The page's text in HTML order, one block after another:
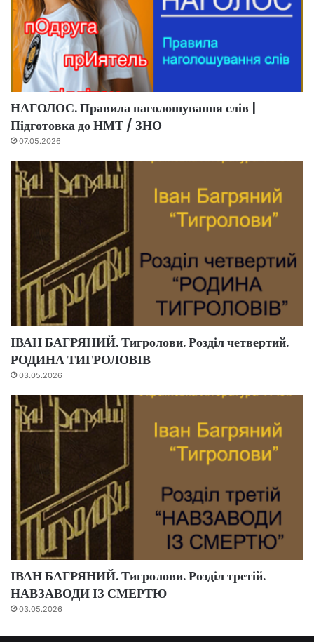
НАГОЛОС. Правила наголошування слів |
Підготовка до НМТ / ЗНО
07.05.2026
ІВАН БАГРЯНИЙ. Тигролови. Розділ четвертий.
РОДИНА ТИГРОЛОВІВ
03.05.2026
ІВАН БАГРЯНИЙ. Тигролови. Розділ третій.
НАВЗАВОДИ ІЗ СМЕРТЮ
03.05.2026